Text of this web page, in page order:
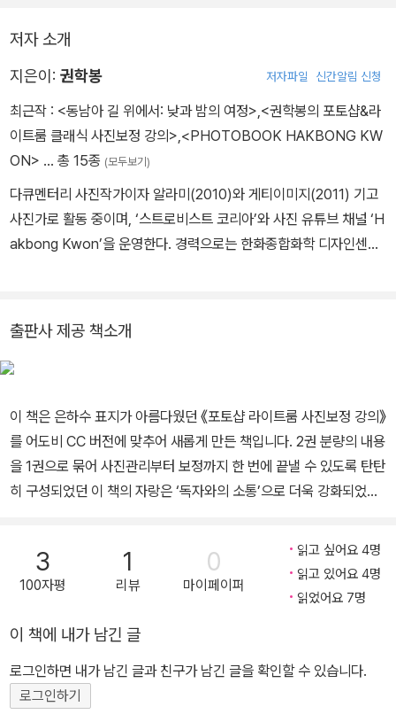
저자 소개
지은이: 권학봉 저자파일 신간알림 신청
최근작 : <동남아 길 위에서: 낮과 밤의 여정> <권학봉의 포토샵&라
이트룸 클래식 사진보정 강의> <PHOTOBOOK HAKBONG KW
ON> … 총 15종 (모두보기)
다큐멘터리 사진작가이자 알라미(2010)와 게티이미지(2011) 기고
사진가로 활동 중이며, ‘스트로비스트 코리아’와 사진 유튜브 채널 ‘H
akbong Kwon’을 운영한다. 경력으로는 한화종합화학 디자인센터
6), ‘낭파, 왕국 다시 돌아보기’(2017), ‘로힝야 난민의 이야기’(201
9), ‘인간의 본성에 대해서’(2023) 등이 있다. 수상 내역으로는 스노
예술사진 분야 Honorable Mention(2023)을 받았다. 저서로는
『포토샵 라이트룸 사진보정 강의』(2016),『사진조명 강의』(2018),
『로힝야 난민의 이야기』(2019),『사진집 HAKBONG KWON』(20
22) 등이 있다. SNS 공식 사이트 http://hakbongkwon.com 저
ww.youtube.com/@HakbongKwon 인스타그램 https://ww
w.instagram.com/hakbong_kwon/
출판사 제공 책소개
이 책은 은하수 표지가 아름다웠던 《포토샵 라이트룸 사진보정 강의》
를 어도비 CC 버전에 맞추어 새롭게 만든 책입니다. 2권 분량의 내용
을 1권으로 묶어 사진관리부터 보정까지 한 번에 끝낼 수 있도록 탄탄
히 구성되었던 이 책의 자랑은 ‘독자와의 소통’으로 더욱 강화되었습
해 유튜브 동영상을 만들고, 최신 버전에 맞춰 내용을 추가하고, 장황
했던 설명은 과감히 쳐내고, 독자 리뷰에 고민하며 다시 구성을 다듬
은 최종 결과물이니까요. 확인하세요, 독자들의 꼼꼼한 검증을 통과
1등이었던 이유? BOOK1_ 사진관리에 대한 가장 쉬운 접근과 BOO
K2_ 사진보정에 대한 아낌없는 노하우 전수가 자랑이었던 이 책이,
독자와의 소통을 기반으로 어도비 CC 버전에 맞추어 더욱 강해졌습
니다! 1. 히스토그램? 그거 알잖아? 그거! - 사실은 애매하던 것들에
3
100자평
1
리뷰
0
마이페이퍼
읽고 싶어요 4명
읽고 있어요 4명
읽었어요 7명
이 책에 내가 남긴 글
로그인하면 내가 남긴 글과 친구가 남긴 글을 확인할 수 있습니다.
로그인하기